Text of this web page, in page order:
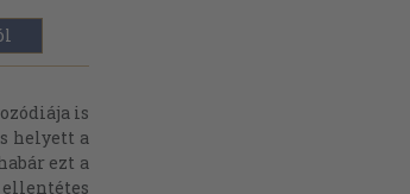
is
helyett a
ezt a